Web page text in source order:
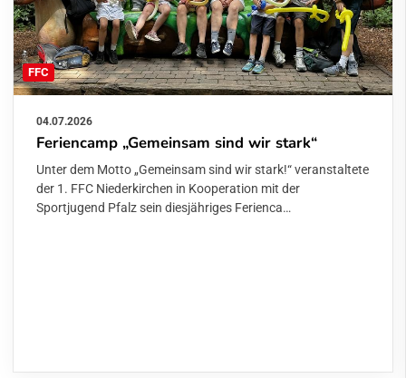
FFC
04.07.2026
Feriencamp „Gemeinsam sind wir stark“
Unter dem Motto „Gemeinsam sind wir stark!“ veranstaltete
der 1. FFC Niederkirchen in Kooperation mit der
Sportjugend Pfalz sein diesjähriges Ferienca…